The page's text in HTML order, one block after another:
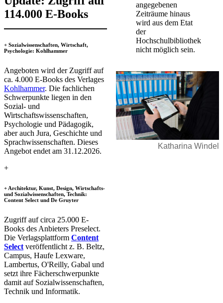
114.000 E-Books
​+ Sozialwissenschaften, Wirtschaft,
Psychologie: Kohlhammer
Angeboten wird der Zugriff auf
ca. 4.000 E-Books des Verlages
Kohlhammer. Die fachlichen
Schwerpunkte liegen in den
Sozial- und
Wirtschaftswissenschaften,
Psychologie und Pädagogik,
aber auch Jura, Geschichte und
Sprachwissenschaften. Dieses
Angebot endet am 31.12.2026.
+​
+ Architektur, Kunst, Design, Wirtschafts-
und Sozialwissenschaften, Technik:
Content Select und De Gruyter
Zugriff auf circa 25.000 E-
Books des Anbieters Preselect.
Die Verlagsplattform Content
Select veröffentlicht z. B. Beltz,
Campus, Haufe Lexware,
Lambertus, O'Reilly, Gabal und
setzt ihre Fächerschwerpunkte
damit auf Sozialwissenschaften,
Technik und Informatik.
angegebenen
Zeiträume hinaus
wird aus dem Etat
der
Hochschulbibliothek
nicht möglich sein.
Katharina Windel